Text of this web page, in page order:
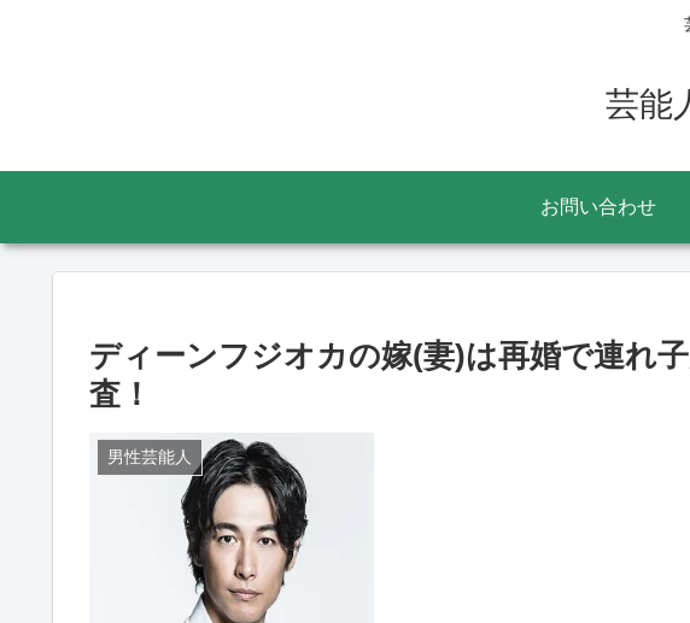
芸能
お問い合わせ
ディーンフジオカの嫁(妻)は再婚で連れ
査！
男性芸能人